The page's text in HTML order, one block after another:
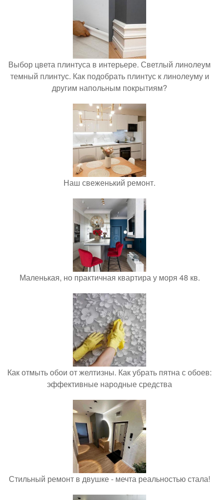
Выбор цвета плинтуса в интерьере. Светлый линолеум
темный плинтус. Как подобрать плинтус к линолеуму и
другим напольным покрытиям?
Наш свеженький ремонт.
Маленькая, но практичная квартира у моря 48 кв.
Как отмыть обои от желтизны. Как убрать пятна с обоев:
эффективные народные средства
Стильный ремонт в двушке - мечта реальностью стала!